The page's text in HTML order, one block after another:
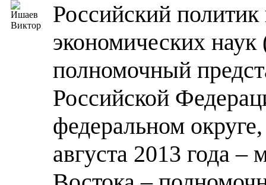
Российский
экономических наук
полномочный
Российской
федеральном
августа 2013 года